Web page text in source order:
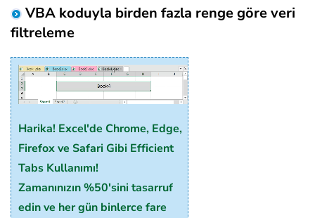
VBA koduyla birden fazla renge göre veri
filtreleme
Harika! Excel'de Chrome, Edge,
Firefox ve Safari Gibi Efficient
Tabs Kullanımı!
Zamanınızın %50'sini tasarruf
edin ve her gün binlerce fare